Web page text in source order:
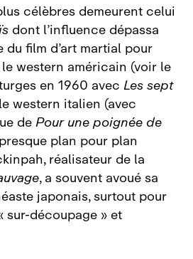
célèbres demeurent celui
dont l’influence dépassa
film d’art martial pour
western américain (voir le
en 1960 avecLes sept
western italien (avec
dePour une poignée de
plan pour plan
réalisateur de la
, a souvent avoué sa
japonais, surtout pour
découpage » et